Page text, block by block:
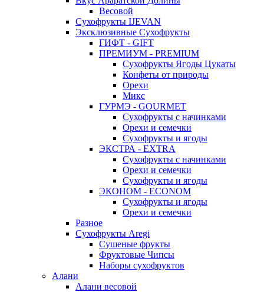
Весовой
Сухофрукты IJEVAN
Эксклюзивные Сухофрукты
ГИФТ - GIFT
ПРЕМИУМ - PREMIUM
Сухофрукты Ягоды Цукаты
Конфеты от природы
Орехи
Микс
ГУРМЭ - GOURMET
Сухофрукты с начинками
Орехи и семечки
Сухофрукты и ягоды
ЭКСТРА - EXTRA
Сухофрукты с начинками
Орехи и семечки
Сухофрукты и ягоды
ЭКОНОМ - ECONOM
Сухофрукты и ягоды
Орехи и семечки
Разное
Сухофрукты Aregi
Сушеные фрукты
Фруктовые Чипсы
Наборы сухофруктов
Алани
Алани весовой